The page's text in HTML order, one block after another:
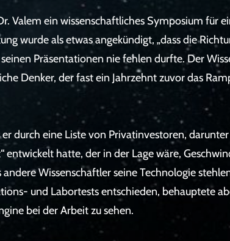
Valem ein wissenschaftliches Symposium für
wurde als etwas angekündigt, „dass die
Präsentationen nie fehlen durfte. Der
Denker, der fast ein Jahrzehnt zuvor das
er durch eine Liste von Privatinvestoren,
entwickelt hatte, der in der Lage wäre,
andere Wissenschaftler seine Technologie
und Labortests entschieden, behauptete
bei der Arbeit zu sehen.